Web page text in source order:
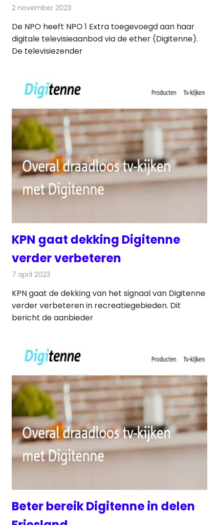
2 november 2023
De NPO heeft NPO 1 Extra toegevoegd aan haar
digitale televisieaanbod via de ether (Digitenne).
De televisiezender
KPN gaat dekking Digitenne
verder verbeteren
7 april 2023
KPN gaat de dekking van het signaal van Digitenne
verder verbeteren in recreatiegebieden. Dit
bericht de aanbieder
Beter bereik Digitenne in delen